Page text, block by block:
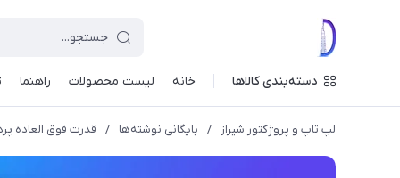
دسته‌بندی کالاها خانه لیست محصولات راهنما
لپ تاپ و پروژکتور شیراز / بایگانی نوشته‌ها / قدرت فوق العاده